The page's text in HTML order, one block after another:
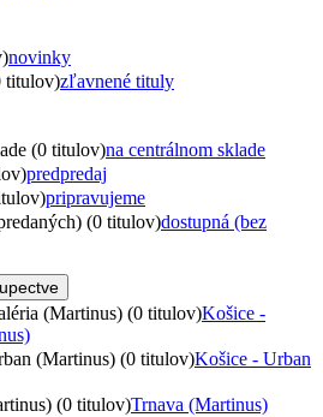
novinky
titulov)zľavnené tituly
(0 titulov)na centrálnom sklade
predpredaj
pripravujeme
(0 titulov)dostupná (bez
(Martinus) (0 titulov)Košice -
(Martinus) (0 titulov)Košice - Urban
(0 titulov)Trnava (Martinus)